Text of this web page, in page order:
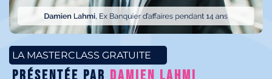
LA MASTERCLASS GRATUITE